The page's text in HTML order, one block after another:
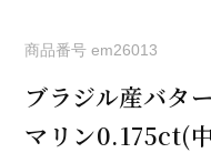
商品番号 em26013
ブラジル産バタ
マリン0.175ct(